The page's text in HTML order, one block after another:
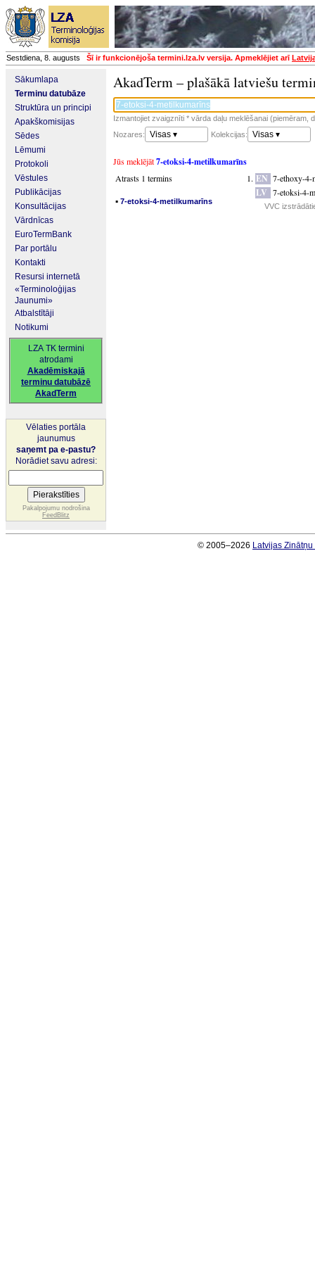
Sestdiena, 8. augusts Šī ir funkcionējoša termini.lza.lv versija. Apmeklējiet arī
Sākumlapa
Terminu datubāze
Struktūra un principi
Apakškomisijas
Sēdes
Lēmumi
Protokoli
Vēstules
Publikācijas
Konsultācijas
Vārdnīcas
EuroTermBank
Par portālu
Kontakti
Resursi internetā
«Terminoloģijas
Jaunumi»
Atbalstītāji
Notikumi
LZA TK termini
atrodami
Akadēmiskajā
terminu datubāzē
AkadTerm
Vēlaties portāla
jaunumus
saņemt pa e-pastu?
Norādiet savu adresi:
Pakalpojumu nodrošina
FeedBlitz
AkadTerm – plašākā latviešu
Izmantojiet zvaigznīti * vārda daļu meklēšanai (piemēram,
Nozares:
Visas ▾ Kolekcijas: Visas ▾
Jūs meklējāt7-etoksi-4-metilkumarīns
Atrasts 1 termins
▪ 7-etoksi-4-metilkumarīns
EN 7-ethoxy-4-
LV 7-etoksi-4-
VVC
© 2005–2026 Latvijas